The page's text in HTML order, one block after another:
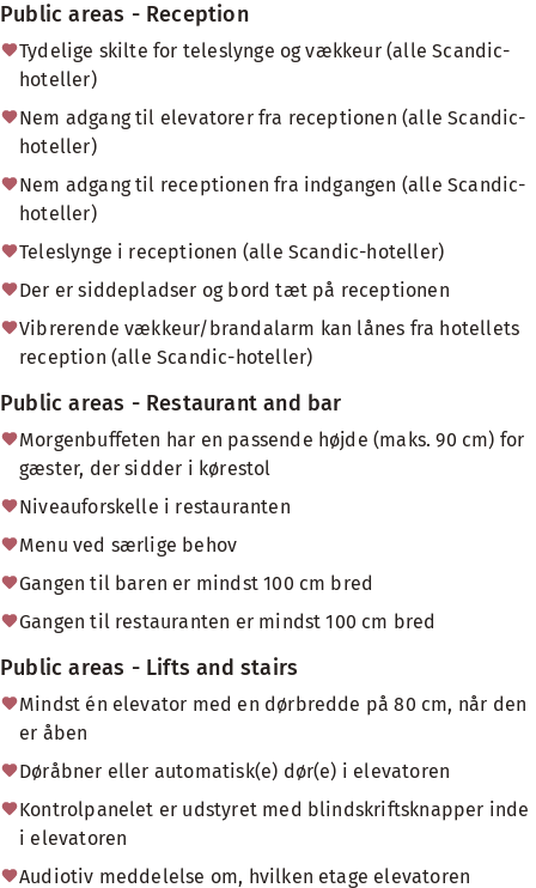
Public areas - Reception
Tydelige skilte for teleslynge og vækkeur (alle Scandic-
hoteller)
Nem adgang til elevatorer fra receptionen (alle Scandic-
hoteller)
Nem adgang til receptionen fra indgangen (alle Scandic-
hoteller)
Teleslynge i receptionen (alle Scandic-hoteller)
Der er siddepladser og bord tæt på receptionen
Vibrerende vækkeur/brandalarm kan lånes fra hotellets
reception (alle Scandic-hoteller)
Public areas - Restaurant and bar
Morgenbuffeten har en passende højde (maks. 90 cm) for
gæster, der sidder i kørestol
Niveauforskelle i restauranten
Menu ved særlige behov
Gangen til baren er mindst 100 cm bred
Gangen til restauranten er mindst 100 cm bred
Public areas - Lifts and stairs
Mindst én elevator med en dørbredde på 80 cm, når den
er åben
Døråbner eller automatisk(e) dør(e) i elevatoren
Kontrolpanelet er udstyret med blindskriftsknapper inde
i elevatoren
Audiotiv meddelelse om, hvilken etage elevatoren